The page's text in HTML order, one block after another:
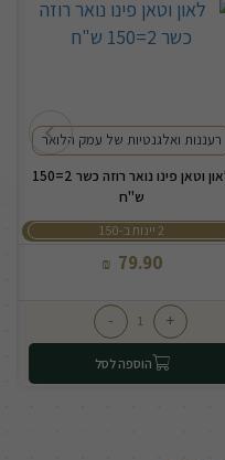
רעננות ואלגנטיות של עמק הלואר
לאון וטאן פינו נואר רוזה כשר 2=150
ש"ח
2 יינות ב-150
79.90
₪
+
-
הוספה לסל